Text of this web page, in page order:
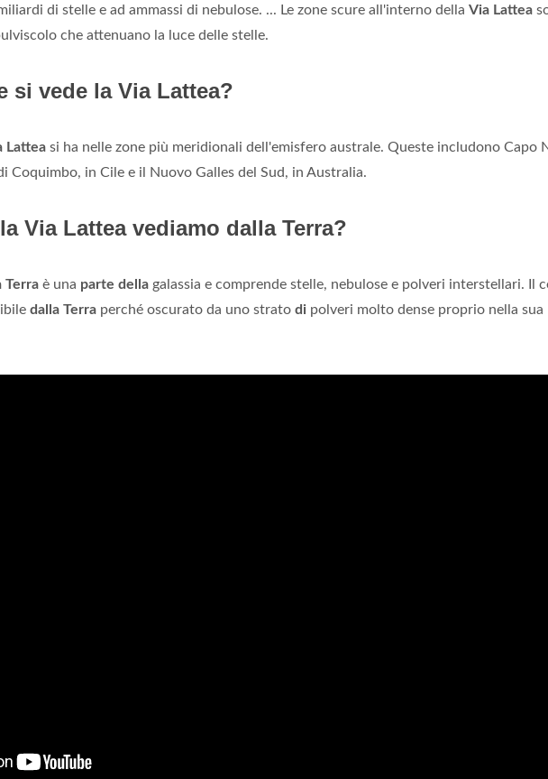
di stelle e ad ammassi di nebulose. ... Le zone scure all'interno della Via Lattea
che attenuano la luce delle stelle.
si vede la Via Lattea?
Lattea si ha nelle zone più meridionali dell'emisfero australe. Queste includono Capo
Coquimbo, in Cile e il Nuovo Galles del Sud, in Australia.
Via Lattea vediamo dalla Terra?
Terra è una parte della galassia e comprende stelle, nebulose e polveri interstellari. Il
dalla Terra perché oscurato da uno strato di polveri molto dense proprio nella sua